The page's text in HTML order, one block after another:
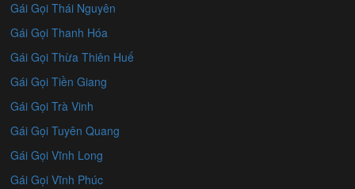
Gái Gọi Thái Nguyên
Gái Gọi Thanh Hóa
Gái Gọi Thừa Thiên Huế
Gái Gọi Tiền Giang
Gái Gọi Trà Vinh
Gái Gọi Tuyên Quang
Gái Gọi Vĩnh Long
Gái Gọi Vĩnh Phúc